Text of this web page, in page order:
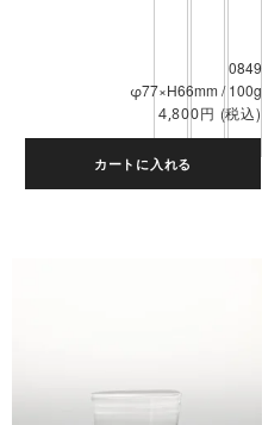
0849
φ77×H66mm / 100g
4,800円 (税込)
カートに入れる